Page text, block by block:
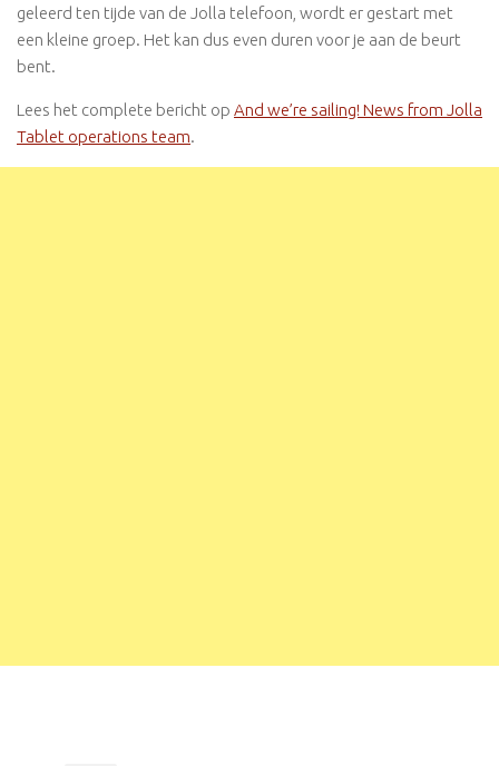
geleerd ten tijde van de Jolla telefoon, wordt er gestart met
een kleine groep. Het kan dus even duren voor je aan de beurt
bent.
Lees het complete bericht op And we’re sailing! News from Jolla
Tablet operations team.